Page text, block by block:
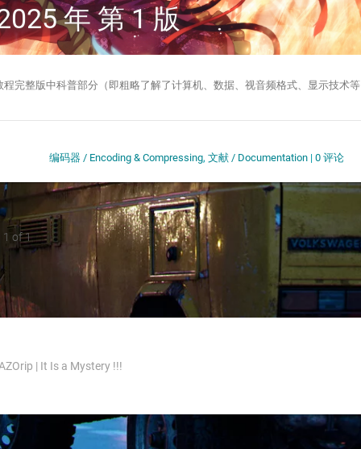
年 第 1 版
完整版中科普部分（即粗略了解了计算机、数据、视音频格式、显示技术等
编码器 / Encoding & Compressing, 文献 / Documentation | 0 评论
1 of 1
| It Is a Mystery !!!